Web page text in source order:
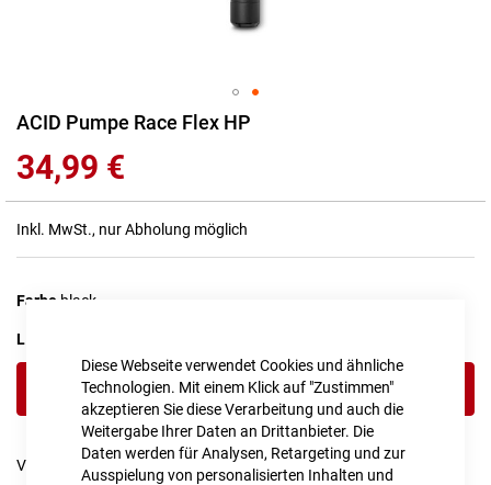
Diese Webseite verwendet Cookies und ähnliche
Technologien. Mit einem Klick auf "Zustimmen"
akzeptieren Sie diese Verarbeitung und auch die
Weitergabe Ihrer Daten an Drittanbieter. Die
Daten werden für Analysen, Retargeting und zur
Ausspielung von personalisierten Inhalten und
Zum
der
Bildgalerie
springen
ACID Pumpe Race Flex HP
34,99 €
Inkl. MwSt., nur Abholung möglich
Farbe black
LIEFERZEIT
IN DEN WARENKORB
Vergleichsliste: hinzufügen ansehen